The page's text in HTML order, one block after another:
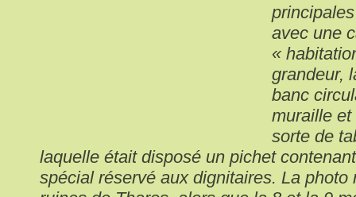
avec une
«
grandeur,
banc
muraille et
sorte de
laquelle était disposé un pichet
spécial réservé aux dignitaires. La photo